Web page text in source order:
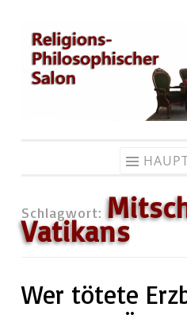
Zum
Inhalt
springen
Schlagwort:
Vatikans
Wer tötete